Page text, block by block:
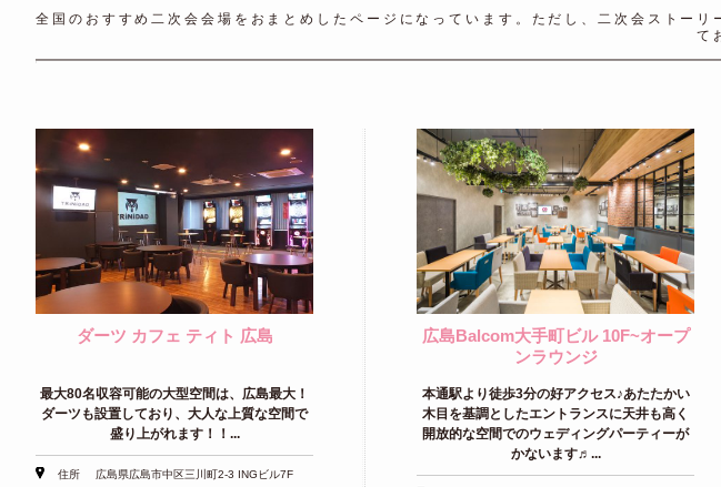
全国のおすすめ二次会会場をおまとめしたページになっています。ただし、二次会ストーリ
て
ダーツ カフェ ティト 広島
最大80名収容可能の大型空間は、広島最大！
ダーツも設置しており、大人な上質な空間で
盛り上がれます！！...
住所 広島県広島市中区三川町2-3 INGビル7F
広島Balcom大手町ビル 10F~オープ
ンラウンジ
本通駅より徒歩3分の好アクセス♪あたたかい
木目を基調としたエントランスに天井も高く
開放的な空間でのウェディングパーティーが
かないます♬...